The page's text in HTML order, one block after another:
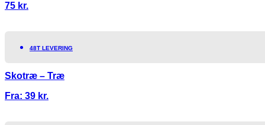
75 kr.
48T LEVERING
Skotræ – Træ
Fra: 39 kr.